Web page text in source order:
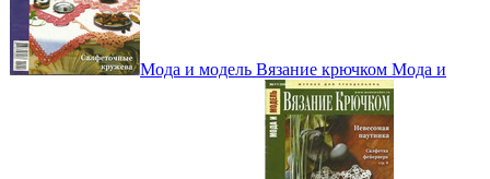
Мода и модель Вязание крючком Мода и